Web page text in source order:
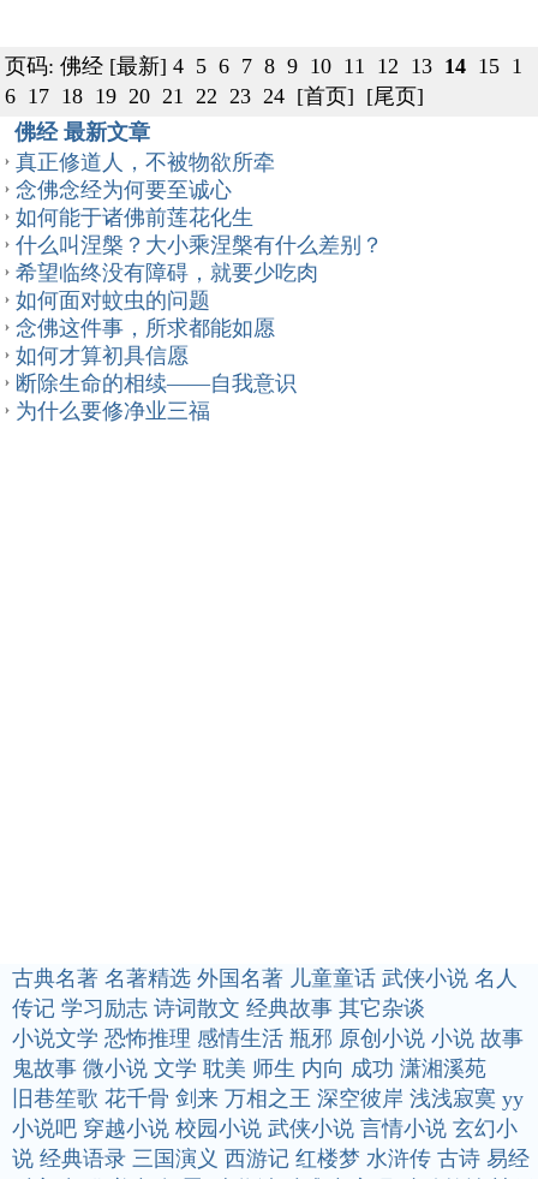
页码: 佛经 [最新] 4 5 6 7 8 9 10 11 12 13 14 15 1
6 17 18 19 20 21 22 23 24 [首页] [尾页]
佛经 最新文章
真正修道人，不被物欲所牵
念佛念经为何要至诚心
如何能于诸佛前莲花化生
什么叫涅槃？大小乘涅槃有什么差别？
希望临终没有障碍，就要少吃肉
如何面对蚊虫的问题
念佛这件事，所求都能如愿
如何才算初具信愿
断除生命的相续——自我意识
为什么要修净业三福
古典名著 名著精选 外国名著 儿童童话 武侠小说 名人
传记 学习励志 诗词散文 经典故事 其它杂谈
小说文学 恐怖推理 感情生活 瓶邪 原创小说 小说 故事
鬼故事 微小说 文学 耽美 师生 内向 成功 潇湘溪苑
旧巷笙歌 花千骨 剑来 万相之王 深空彼岸 浅浅寂寞 yy
小说吧 穿越小说 校园小说 武侠小说 言情小说 玄幻小
说 经典语录 三国演义 西游记 红楼梦 水浒传 古诗 易经